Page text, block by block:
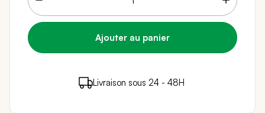
2 points de fidélité ( 0,04 € )
en achetant ce
Livraison sous 24 - 48H
Paiement sécurisé